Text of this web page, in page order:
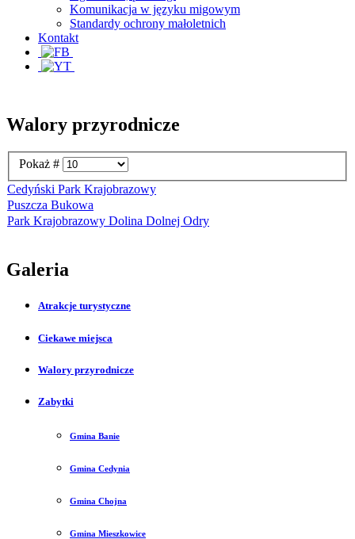
Komunikacja w języku migowym
Standardy ochrony małoletnich
Kontakt
Walory przyrodnicze
Pokaż #
Cedyński Park Krajobrazowy
Puszcza Bukowa
Park Krajobrazowy Dolina Dolnej Odry
Galeria
Atrakcje turystyczne
Ciekawe miejsca
Walory przyrodnicze
Zabytki
Gmina Banie
Gmina Cedynia
Gmina Chojna
Gmina Mieszkowice